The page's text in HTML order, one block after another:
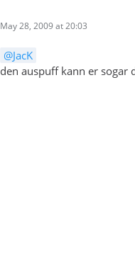
May 28, 2009 at 20:03
JacK
den auspuff kann er sogar